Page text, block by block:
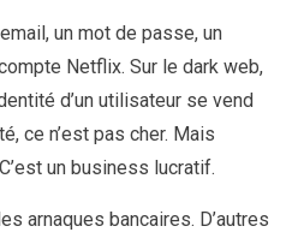
un mot de passe, un
Netflix. Sur le dark web,
d’un utilisateur se vend
ce n’est pas cher. Mais
un business lucratif.
arnaques bancaires. D’autres